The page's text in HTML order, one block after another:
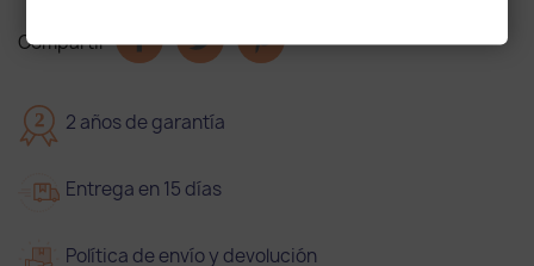
Compartir
2 2 años de garantía
Entrega en 15 días
Política de envío y devolución